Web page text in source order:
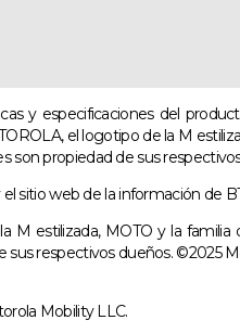
y especificaciones del
el logotipo de la M
son propiedad de sus
sitio web de la información de
M estilizada, MOTO y la
sus respectivos dueños. ©2025
Mobility LLC.